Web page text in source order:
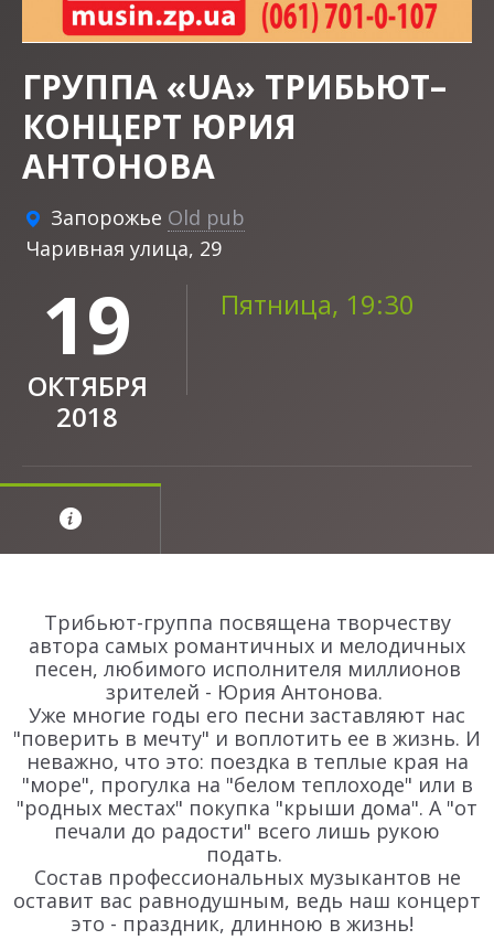
ГРУППА «UА» ТРИБЬЮТ–
КОНЦЕРТ ЮРИЯ
АНТОНОВА
Запорожье Old pub
Чаривная улица, 29
19
ОКТЯБРЯ
2018
Пятница, 19:30
Трибьют-группа посвящена творчеству
автора самых романтичных и мелодичных
песен, любимого исполнителя миллионов
зрителей - Юрия Антонова.
Уже многие годы его песни заставляют нас
"поверить в мечту" и воплотить ее в жизнь. И
неважно, что это: поездка в теплые края на
"море", прогулка на "белом теплоходе" или в
"родных местах" покупка "крыши дома". А "от
печали до радости" всего лишь рукою
подать.
Состав профессиональных музыкантов не
оставит вас равнодушным, ведь наш концерт
это - праздник, длинною в жизнь!